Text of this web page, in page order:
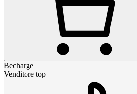
Becharge
Venditore top